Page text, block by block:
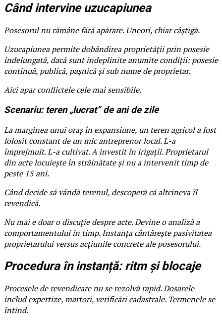
Când intervine uzucapiunea
Posesorul nu rămâne fără apărare. Uneori, chiar câștigă.
Uzucapiunea permite dobândirea proprietății prin posesie
îndelungată, dacă sunt îndeplinite anumite condiții: posesie
continuă, publică, pașnică și sub nume de proprietar.
Aici apar conflictele cele mai sensibile.
Scenariu: teren „lucrat” de ani de zile
La marginea unui oraș în expansiune, un teren agricol a fost
folosit constant de un mic antreprenor local. L-a
împrejmuit. L-a cultivat. A investit în irigații. Proprietarul
din acte locuiește în străinătate și nu a intervenit timp de
peste 15 ani.
Când decide să vândă terenul, descoperă că altcineva îl
revendică.
Nu mai e doar o discuție despre acte. Devine o analiză a
comportamentului în timp. Instanța cântărește pasivitatea
proprietarului versus acțiunile concrete ale posesorului.
Procedura în instanță: ritm și blocaje
Procesele de revendicare nu se rezolvă rapid. Dosarele
includ expertize, martori, verificări cadastrale. Termenele se
întind.